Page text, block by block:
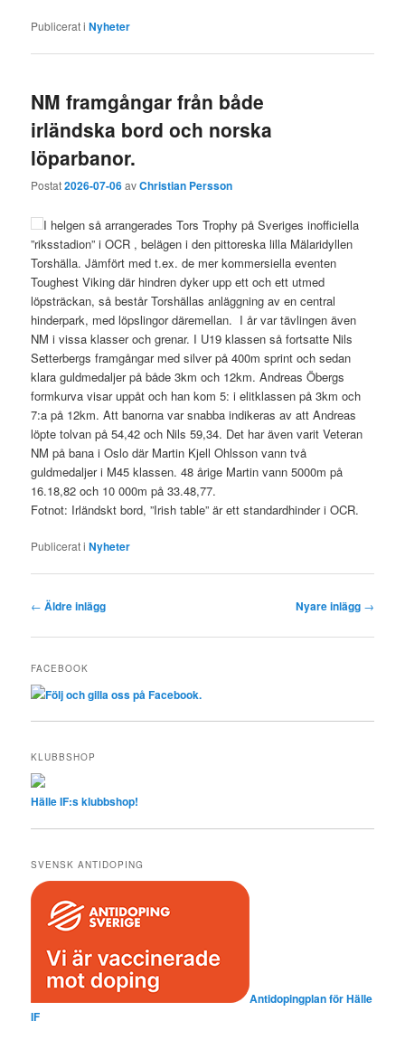
Publicerat i Nyheter
NM framgångar från både
irländska bord och norska
löparbanor.
Postat2026-07-06avChristian Persson
I helgen så arrangerades Tors Trophy på Sveriges inofficiella
”riksstadion” i OCR , belägen i den pittoreska lilla Mälaridyllen
Torshälla. Jämfört med t.ex. de mer kommersiella eventen
Toughest Viking där hindren dyker upp ett och ett utmed
löpsträckan, så består Torshällas anläggning av en central
hinderpark, med löpslingor däremellan. I år var tävlingen även
NM i vissa klasser och grenar. I U19 klassen så fortsatte Nils
Setterbergs framgångar med silver på 400m sprint och sedan
klara guldmedaljer på både 3km och 12km. Andreas Öbergs
formkurva visar uppåt och han kom 5: i elitklassen på 3km och
7:a på 12km. Att banorna var snabba indikeras av att Andreas
löpte tolvan på 54,42 och Nils 59,34. Det har även varit Veteran
NM på bana i Oslo där Martin Kjell Ohlsson vann två
guldmedaljer i M45 klassen. 48 årige Martin vann 5000m på
16.18,82 och 10 000m på 33.48,77.
Fotnot: Irländskt bord, ”Irish table” är ett standardhinder i OCR.
Publicerat i Nyheter
Inläggsnavigering
← Äldre inlägg Nyare inlägg →
FACEBOOK
Följ och gilla oss på Facebook.
KLUBBSHOP
Hälle IF:s klubbshop!
SVENSK ANTIDOPING
Antidopingplan för Hälle
IF